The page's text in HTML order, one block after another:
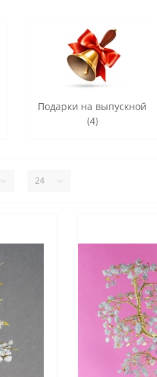
Подарки на выпускной
(4)